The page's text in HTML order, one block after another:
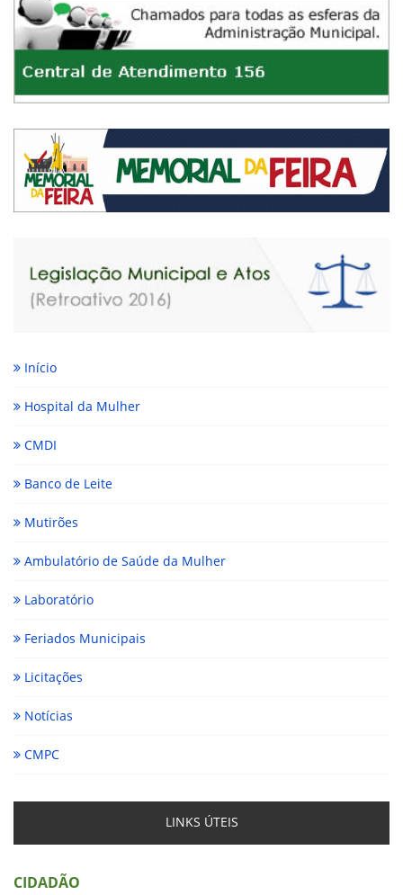
Início
Hospital da Mulher
CMDI
Banco de Leite
Mutirões
Ambulatório de Saúde da Mulher
Laboratório
Feriados Municipais
Licitações
Notícias
CMPC
LINKS ÚTEIS
CIDADÃO